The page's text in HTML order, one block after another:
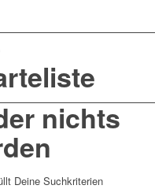
nichts
Deine Suchkriterien